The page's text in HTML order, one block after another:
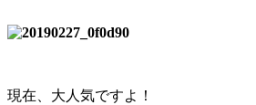
現在、大人気ですよ！